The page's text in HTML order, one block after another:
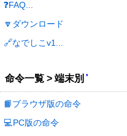
❓FAQ...
🔽ダウンロード
🔗なでしこv1...
命令一覧 > 端末別 *
📙ブラウザ版の命令
💻PC版の命令